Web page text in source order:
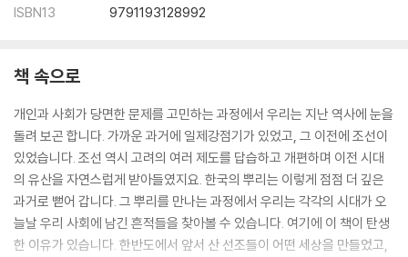
ISBN13
9791193128992
책 속으로
개인과 사회가 당면한 문제를 고민하는 과정에서 우리는 지난 역사에 눈을
돌려 보곤 합니다. 가까운 과거에 일제강점기가 있었고, 그 이전에 조선이
있었습니다. 조선 역시 고려의 여러 제도를 답습하고 개편하며 이전 시대
의 유산을 자연스럽게 받아들였지요. 한국의 뿌리는 이렇게 점점 더 깊은
과거로 뻗어 갑니다. 그 뿌리를 만나는 과정에서 우리는 각각의 시대가 오
늘날 우리 사회에 남긴 흔적들을 찾아볼 수 있습니다. 여기에 이 책이 탄생
한 이유가 있습니다. 한반도에서 앞서 산 선조들이 어떤 세상을 만들었고,